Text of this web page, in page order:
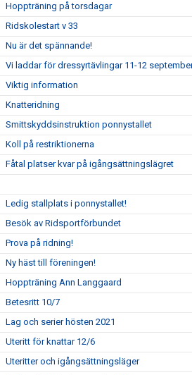
Hoppträning på torsdagar
Ridskolestart v 33
Nu är det spännande!
Vi laddar för dressyrtävlingar 11-12
Viktig information
Knatteridning
Smittskyddsinstruktion ponnystallet
Koll på restriktionerna
Fåtal platser kvar på igångsättningslägret
Ledig stallplats i ponnystallet!
Besök av Ridsportförbundet
Prova på ridning!
Ny häst till föreningen!
Hoppträning Ann Langgaard
Betesritt 10/7
Lag och serier hösten 2021
Uteritt för knattar 12/6
Uteritter och igångsättningsläger